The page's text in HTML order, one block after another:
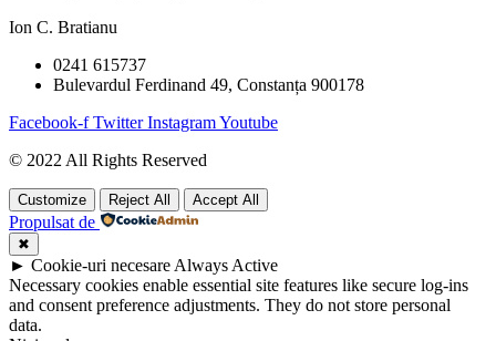
Ion C. Bratianu
0241 615737
Bulevardul Ferdinand 49, Constanța 900178
Facebook-f Twitter InstagramYoutube
© 2022 All Rights Reserved
Customize Reject All Accept All
Propulsat de
✖
► Cookie-uri necesare Always Active
Necessary cookies enable essential site features like secure log-ins
and consent preference adjustments. They do not store personal
data.